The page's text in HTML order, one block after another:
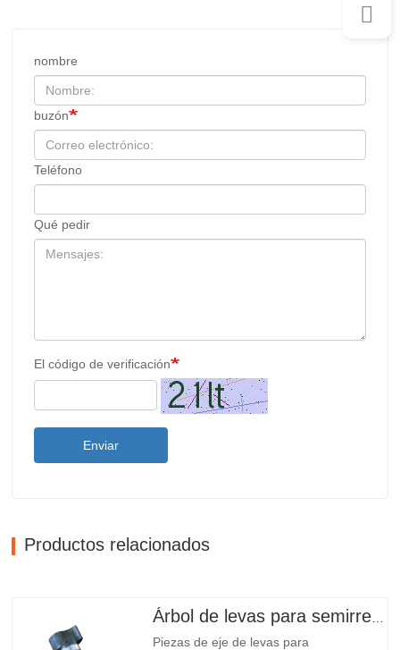
nombre
buzón
Teléfono
Qué pedir
El código de verificación
Enviar
Productos relacionados
Árbol de levas para semirremolque
Piezas de eje de levas para